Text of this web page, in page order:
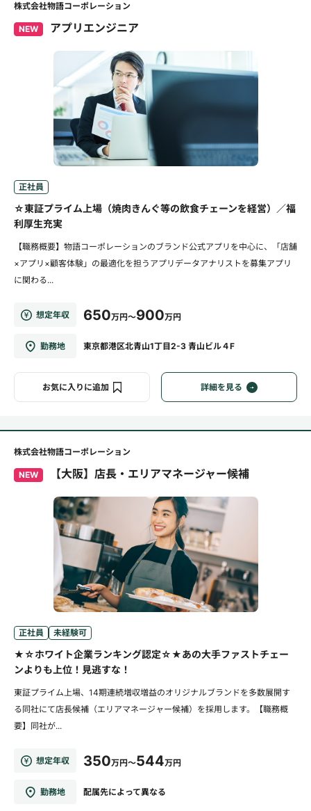
株式会社物語コーポレーション
NEW アプリエンジニア
正社員
☆東証プライム上場（焼肉きんぐ等の飲食チェーンを経営）／福
利厚生充実
【職務概要】物語コーポレーションのブランド公式アプリを中心に、「店舗
×アプリ×顧客体験」の最適化を担うアプリデータアナリストを募集アプリ
に関わる...
想定年収 650万円～900万円
勤務地 東京都港区北青山1丁目2-3 青山ビル４F
お気に入りに追加 詳細を見る
株式会社物語コーポレーション
NEW 【大阪】店長・エリアマネージャー候補
正社員 未経験可
★☆ホワイト企業ランキング認定☆★あの大手ファストチェー
ンよりも上位！見逃すな！
東証プライム上場、14期連続増収増益のオリジナルブランドを多数展開す
る同社にて店長候補（エリアマネージャー候補）を採用します。【職務概
要】同社が...
想定年収 350万円～544万円
勤務地 配属先によって異なる